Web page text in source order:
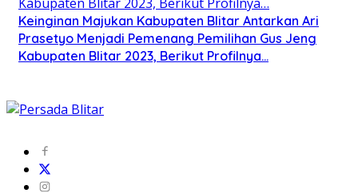
Keinginan Majukan Kabupaten Blitar Antarkan Ari
Prasetyo Menjadi Pemenang Pemilihan Gus Jeng
Kabupaten Blitar 2023, Berikut Profilnya…